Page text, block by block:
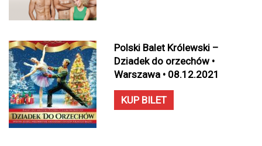
Polski Balet Królewski –
Dziadek do orzechów •
Warszawa • 08.12.2021
KUP BILET